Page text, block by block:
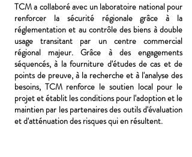
TCM a collaboré avec un laboratoire national pour
renforcer la sécurité régionale grâce à la
réglementation et au contrôle des biens à double
usage transitant par un centre commercial
régional majeur. Grâce à des engagements
séquencés, à la fourniture d'études de cas et de
points de preuve, à la recherche et à l'analyse des
besoins, TCM renforce le soutien local pour le
projet et établit les conditions pour l'adoption et le
maintien par les partenaires des outils d'évaluation
et d'atténuation des risques qui en résultent.